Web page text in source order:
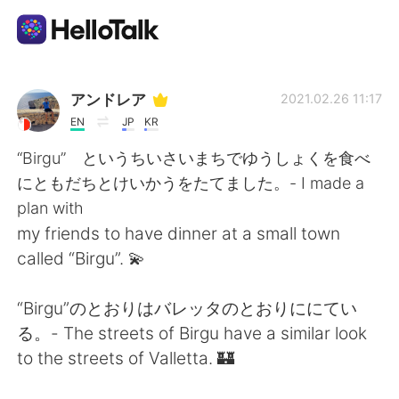
Language Exchange App
AI Grammar Checker
English
简体中文
Español العربية
Français Deutsch
アンドレア
EN JP KR
2021.02.26 11:17
“Birgu” というちいさいまちでゆうしょくを食べ
にともだちとけいかうをたてました。- I made a
plan with
my friends to have dinner at a small town
called “Birgu”. 💫
“Birgu”のとおりはバレッタのとおりににてい
る。- The streets of Birgu have a similar look
to the streets of Valletta. 🏰